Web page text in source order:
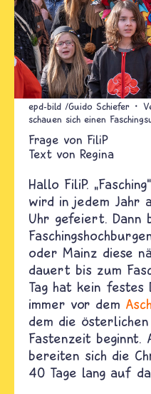
epd-bild /Guido Schiefer
schauen sich einen
FiliP
Text von Regina
Hallo FiliP.
wird in jedem Jahr
Uhr gefeiert. Dann
oder Mainz diese
dauert bis zum
Tag hat kein festes
immer vor dem
dem die
Fastenzeit beginnt.
bereiten sich die
40 Tage lang auf